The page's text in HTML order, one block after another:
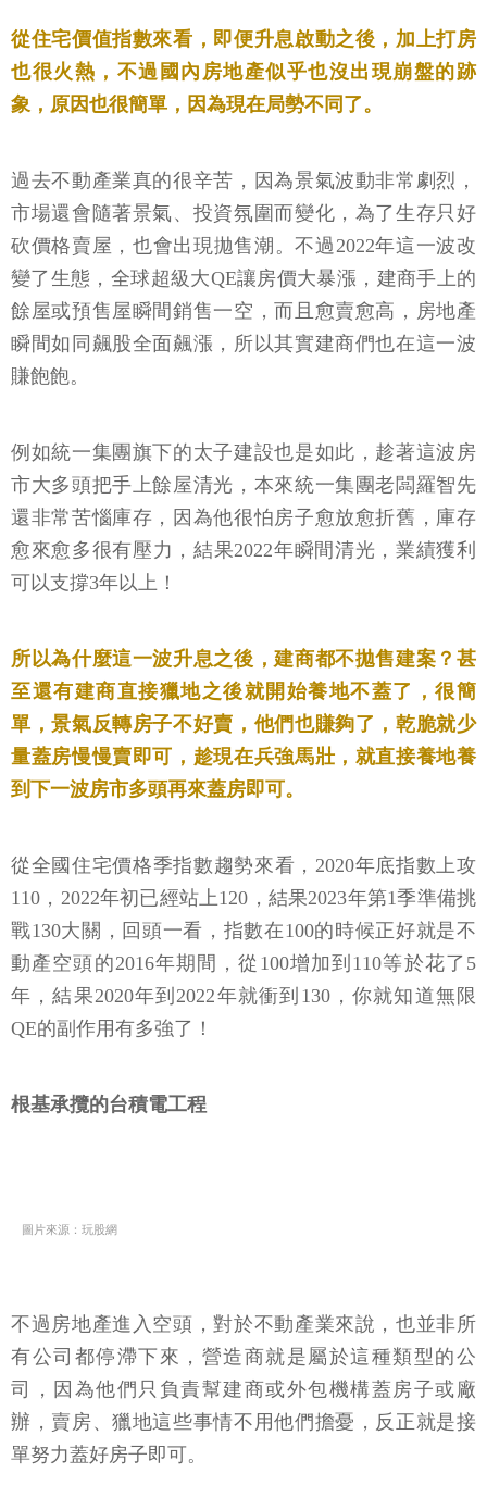
從住宅價值指數來看，即便升息啟動之後，加上打房
也很火熱，不過國內房地產似乎也沒出現崩盤的跡
象，原因也很簡單，因為現在局勢不同了。
過去不動產業真的很辛苦，因為景氣波動非常劇烈，
市場還會隨著景氣、投資氛圍而變化，為了生存只好
砍價格賣屋，也會出現拋售潮。不過2022年這一波改
變了生態，全球超級大QE讓房價大暴漲，建商手上的
餘屋或預售屋瞬間銷售一空，而且愈賣愈高，房地產
瞬間如同飆股全面飆漲，所以其實建商們也在這一波
賺飽飽。
例如統一集團旗下的太子建設也是如此，趁著這波房
市大多頭把手上餘屋清光，本來統一集團老闆羅智先
還非常苦惱庫存，因為他很怕房子愈放愈折舊，庫存
愈來愈多很有壓力，結果2022年瞬間清光，業績獲利
可以支撐3年以上！
所以為什麼這一波升息之後，建商都不拋售建案？甚
至還有建商直接獵地之後就開始養地不蓋了，很簡
單，景氣反轉房子不好賣，他們也賺夠了，乾脆就少
量蓋房慢慢賣即可，趁現在兵強馬壯，就直接養地養
到下一波房市多頭再來蓋房即可。
從全國住宅價格季指數趨勢來看，2020年底指數上攻
110，2022年初已經站上120，結果2023年第1季準備挑
戰130大關，回頭一看，指數在100的時候正好就是不
動產空頭的2016年期間，從100增加到110等於花了5
年，結果2020年到2022年就衝到130，你就知道無限
QE的副作用有多強了！
根基承攬的台積電工程
圖片來源：玩股網
不過房地產進入空頭，對於不動產業來說，也並非所
有公司都停滯下來，營造商就是屬於這種類型的公
司，因為他們只負責幫建商或外包機構蓋房子或廠
辦，賣房、獵地這些事情不用他們擔憂，反正就是接
單努力蓋好房子即可。